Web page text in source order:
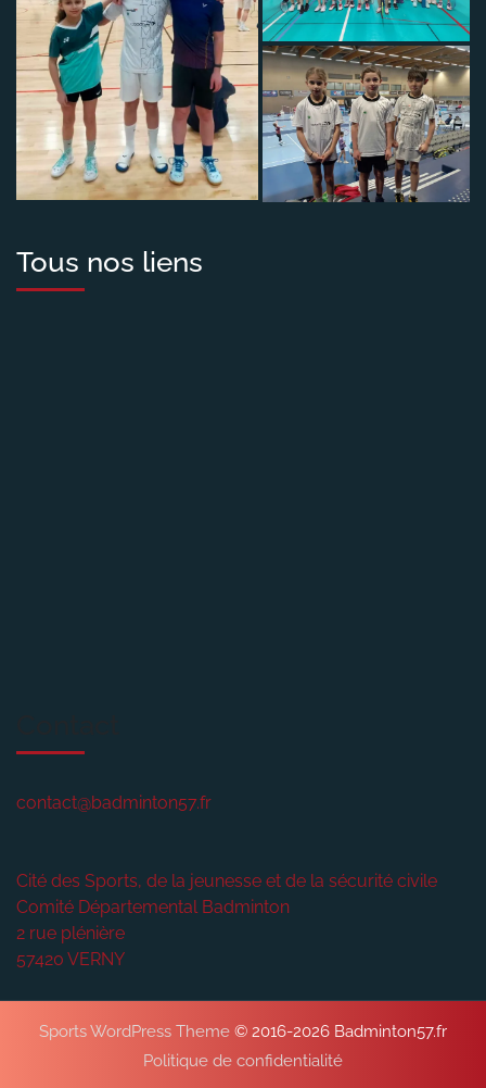
Tous nos liens
contact@badminton57.fr
Cité des Sports, de la jeunesse et de la sécurité civile
Comité Départemental Badminton
2 rue plénière
57420 VERNY
Sports WordPress Theme © 2016-2026 Badminton57.fr
Politique de confidentialité